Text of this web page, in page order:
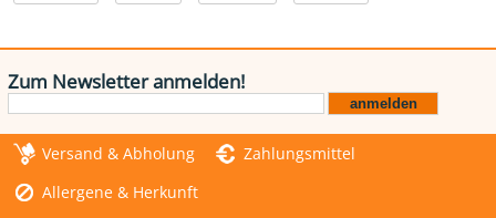
Zum Newsletter anmelden!
Versand & Abholung
Zahlungsmittel
Allergene & Herkunft